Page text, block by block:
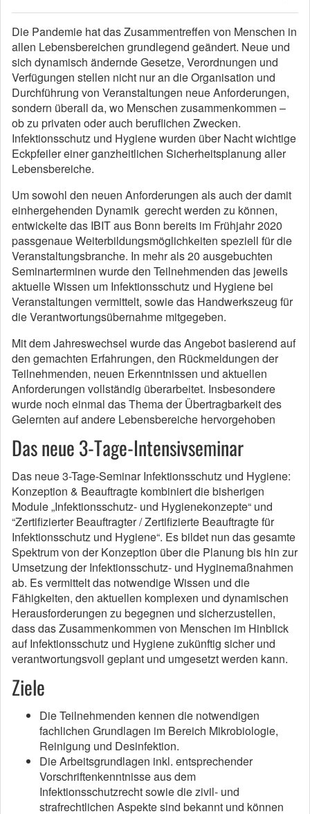
Die Pandemie hat das Zusammentreffen von Menschen in
allen Lebensbereichen grundlegend geändert. Neue und
sich dynamisch ändernde Gesetze, Verordnungen und
Verfügungen stellen nicht nur an die Organisation und
Durchführung von Veranstaltungen neue Anforderungen,
sondern überall da, wo Menschen zusammenkommen –
ob zu privaten oder auch beruflichen Zwecken.
Infektionsschutz und Hygiene wurden über Nacht wichtige
Eckpfeiler einer ganzheitlichen Sicherheitsplanung aller
Lebensbereiche.
Um sowohl den neuen Anforderungen als auch der damit
einhergehenden Dynamik gerecht werden zu können,
entwickelte das IBIT aus Bonn bereits im Frühjahr 2020
passgenaue Weiterbildungsmöglichkeiten speziell für die
Veranstaltungsbranche. In mehr als 20 ausgebuchten
Seminarterminen wurde den Teilnehmenden das jeweils
aktuelle Wissen um Infektionsschutz und Hygiene bei
Veranstaltungen vermittelt, sowie das Handwerkszeug für
die Verantwortungsübernahme mitgegeben.
Mit dem Jahreswechsel wurde das Angebot basierend auf
den gemachten Erfahrungen, den Rückmeldungen der
Teilnehmenden, neuen Erkenntnissen und aktuellen
Anforderungen vollständig überarbeitet. Insbesondere
wurde noch einmal das Thema der Übertragbarkeit des
Gelernten auf andere Lebensbereiche hervorgehoben
Das neue 3-Tage-Intensivseminar
Das neue 3-Tage-Seminar Infektionsschutz und Hygiene:
Konzeption & Beauftragte kombiniert die bisherigen
Module „Infektionsschutz- und Hygienekonzepte“ und
“Zertifizierter Beauftragter / Zertifizierte Beauftragte für
Infektionsschutz und Hygiene“. Es bildet nun das gesamte
Spektrum von der Konzeption über die Planung bis hin zur
Umsetzung der Infektionsschutz- und Hyginemaßnahmen
ab. Es vermittelt das notwendige Wissen und die
Fähigkeiten, den aktuellen komplexen und dynamischen
Herausforderungen zu begegnen und sicherzustellen,
dass das Zusammenkommen von Menschen im Hinblick
auf Infektionsschutz und Hygiene zukünftig sicher und
verantwortungsvoll geplant und umgesetzt werden kann.
Ziele
Die Teilnehmenden kennen die notwendigen
fachlichen Grundlagen im Bereich Mikrobiologie,
Reinigung und Desinfektion.
Die Arbeitsgrundlagen inkl. entsprechender
Vorschriftenkenntnisse aus dem
Infektionsschutzrecht sowie die zivil- und
strafrechtlichen Aspekte sind bekannt und können